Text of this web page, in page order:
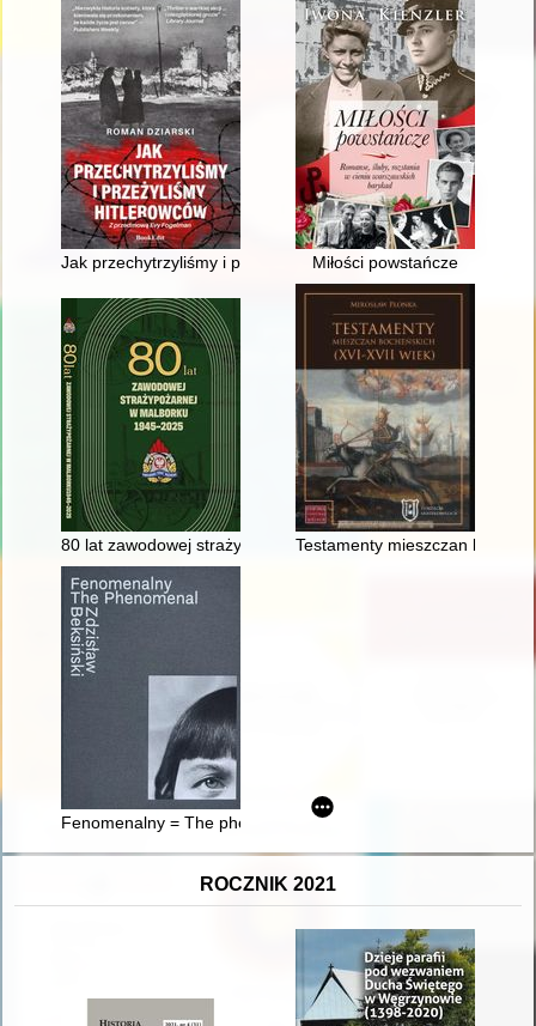
Jak przechytrzyliśmy i przeżyliśmy hitlerowców
Miłości powstańcze
80 lat zawodowej straży pożarnej w Malborku : 1945-2025
Testamenty mieszczan
Fenomenalny = The phenomenal Zdzisław Beksiński
ROCZNIK 2021